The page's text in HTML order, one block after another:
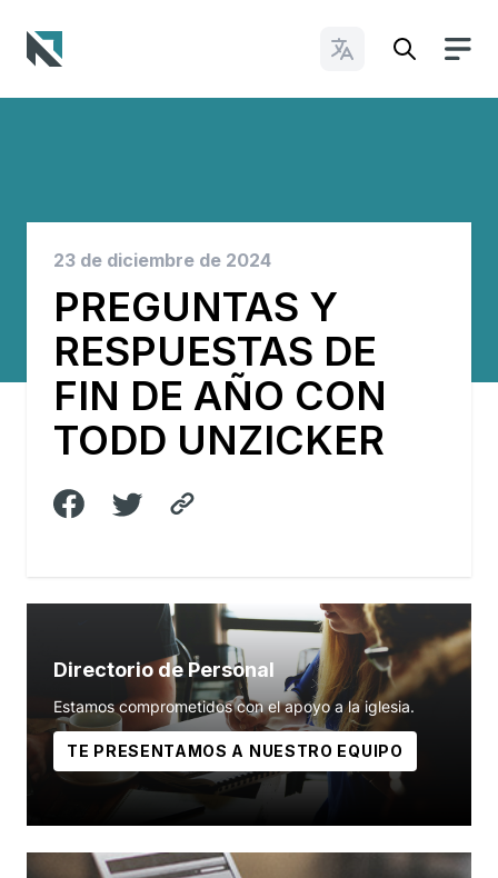
Cambiar idioma
23 de diciembre de 2024
PREGUNTAS Y
RESPUESTAS DE
FIN DE AÑO CON
TODD UNZICKER
Directorio de Personal
Estamos comprometidos con el apoyo a la iglesia.
TE PRESENTAMOS A NUESTRO EQUIPO